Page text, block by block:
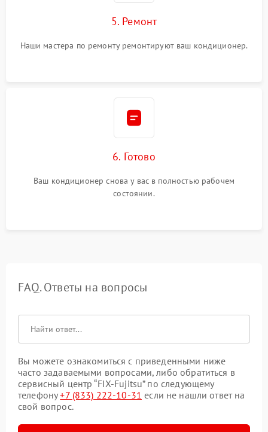
5. Ремонт
Наши мастера по ремонту ремонтируют ваш кондиционер.
6. Готово
Ваш кондиционер снова у вас в полностью рабочем
состоянии.
FAQ. Ответы на вопросы
Вы можете ознакомиться с приведенными ниже
часто задаваемыми вопросами, либо обратиться в
сервисный центр “FIX-Fujitsu” по следующему
телефону+7 (833) 222-10-31 если не нашли ответ на
свой вопрос.